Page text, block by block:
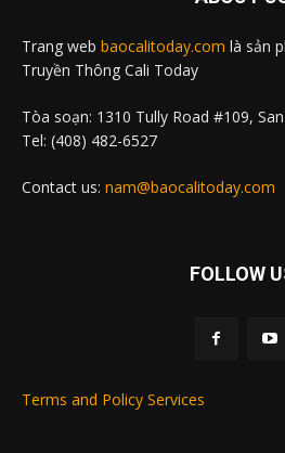
Trang web baocalitoday.com là sản
Truyền Thông Cali Today
Tòa soạn: 1310 Tully Road #109,
Tel: (408) 482-6527
Contact us: nam@baocalitoday.com
FOLLOW
Terms and Policy Services